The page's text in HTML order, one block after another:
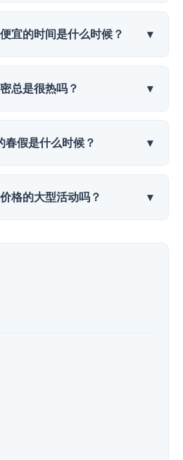
宜的时间是什么时候？ ▾
总是很热吗？ ▾
春假是什么时候？ ▾
格的大型活动吗？ ▾